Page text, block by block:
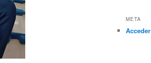
META
Acceder